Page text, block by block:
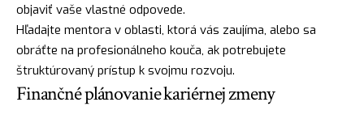
objaviť vaše vlastné odpovede.
Hľadajte mentora v oblasti, ktorá vás zaujíma, alebo sa
obráťte na profesionálneho kouča, ak potrebujete
štruktúrovaný prístup k svojmu rozvoju.
Finančné plánovanie kariérnej zmeny